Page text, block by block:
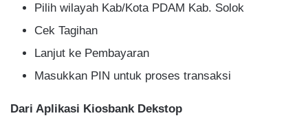
Pilih wilayah Kab/Kota PDAM Kab. Solok
Cek Tagihan
Lanjut ke Pembayaran
Masukkan PIN untuk proses transaksi
Dari Aplikasi Kiosbank Dekstop